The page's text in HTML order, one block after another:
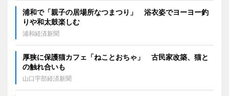
浦和で「親子の居場所なつまつり」 浴衣姿でヨーヨー釣
りや和太鼓楽しむ
浦和経済新聞
厚狭に保護猫カフェ「ねことおちゃ」 古民家改築、猫と
の触れ合いも
山口宇部経済新聞